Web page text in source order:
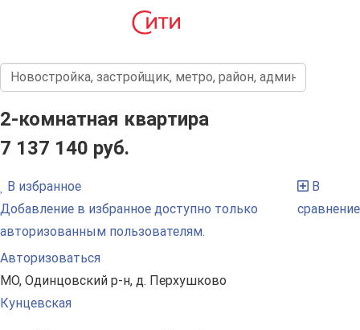
2-комнатная квартира
7 137 140 руб.
В избранное
Добавление в избранное доступно только
авторизованным пользователям.
Авторизоваться
В
сравнение
МО, Одинцовский р-н, д. Перхушково
Кунцевская